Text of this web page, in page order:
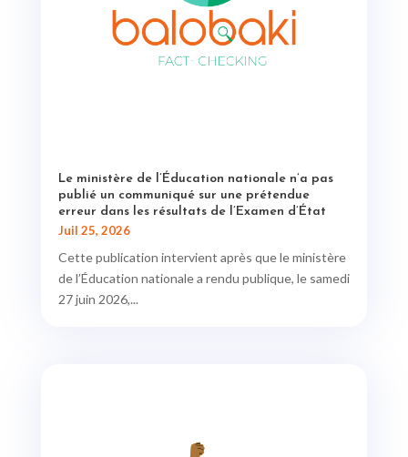
Le ministère de l’Éducation nationale n’a pas
publié un communiqué sur une prétendue
erreur dans les résultats de l’Examen d’État
Juil 25, 2026
Cette publication intervient après que le ministère
de l’Éducation nationale a rendu publique, le samedi
27 juin 2026,...